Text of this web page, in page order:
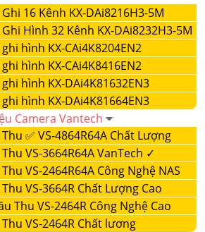
16 Kênh KX-DAi8216H3-5M
Hình 32 Kênh KX-DAi8232H3-5M
hình KX-CAi4K8204EN2
hình KX-CAi4K8416EN2
hình KX-DAi4K81632EN3
hình KX-DAi4K81664EN3
Camera Vantech
✅ VS-4864R64A Chất Lượng
VS-3664R64A VanTech ✓
VS-2464R64A Công Nghệ NAS
VS-3664R Chất Lượng Cao
Thu VS-2464R Công Nghệ Cao
VS-2464R Chất lương